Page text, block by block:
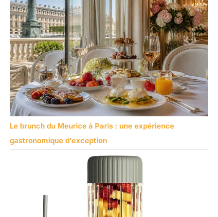
Le brunch du Meurice à Paris : une expérience
gastronomique d’exception